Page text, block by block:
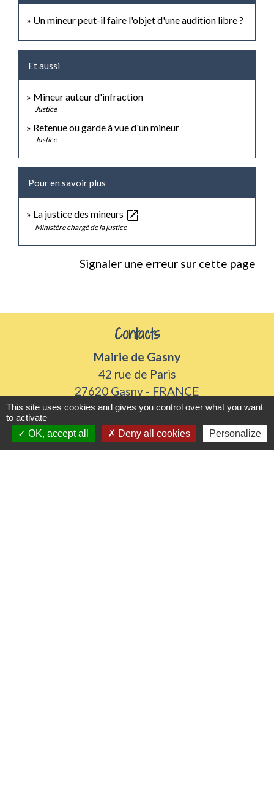
Un mineur peut-il faire l'objet d'une audition libre ?
Et aussi
Mineur auteur d'infraction
Justice
Retenue ou garde à vue d'un mineur
Justice
Pour en savoir plus
La justice des mineurs open_in_new
Ministère chargé de la justice
Signaler une erreur sur cette page
Contacts
Mairie de Gasny
42 rue de Paris
27620 Gasny - FRANCE
+33 2 32 77 54 50
Contact par formulaire
This site uses cookies and gives you control over what you want
to activate
OK, accept all
Deny all cookies Personalize